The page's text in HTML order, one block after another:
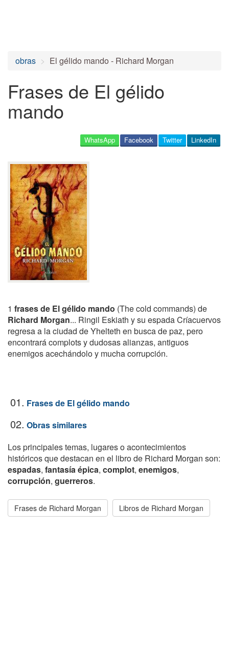
obras El gélido mando - Richard Morgan
Frases de El gélido
mando
LinkedIn
Twitter
Facebook
WhatsApp
1 frases de El gélido mando (The cold commands) de
Richard Morgan... Ringil Eskiath y su espada Críacuervos
regresa a la ciudad de Yhelteth en busca de paz, pero
encontrará complots y dudosas alianzas, antiguos
enemigos acechándolo y mucha corrupción.
01. Frases de El gélido mando
02. Obras similares
Los principales temas, lugares o acontecimientos
históricos que destacan en el libro de Richard Morgan son:
espadas, fantasía épica, complot, enemigos,
corrupción, guerreros.
Frases de Richard Morgan Libros de Richard Morgan